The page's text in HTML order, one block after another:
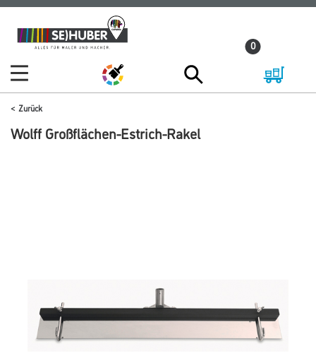
Zum
Inhalt
Zum
Navigationsmenü
0
Zurück
Wolff Großflächen-Estrich-Rakel